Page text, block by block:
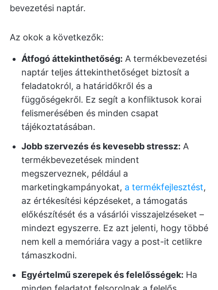
bevezetési naptár.
Az okok a következők:
Átfogó áttekinthetőség: A termékbevezetési
naptár teljes áttekinthetőséget biztosít a
feladatokról, a határidőkről és a
függőségekről. Ez segít a konfliktusok korai
felismerésében és minden csapat
tájékoztatásában.
Jobb szervezés és kevesebb stressz: A
termékbevezetések mindent
megszerveznek, például a
marketingkampányokat, a termékfejlesztést,
az értékesítési képzéseket, a támogatás
előkészítését és a vásárlói visszajelzéseket –
mindezt egyszerre. Ez azt jelenti, hogy többé
nem kell a memóriára vagy a post-it cetlikre
támaszkodni.
Egyértelmű szerepek és felelősségek: Ha